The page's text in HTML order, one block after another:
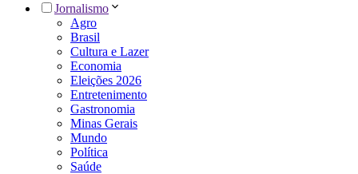
Jornalismo
Agro
Brasil
Cultura e Lazer
Economia
Eleições 2026
Entretenimento
Gastronomia
Minas Gerais
Mundo
Política
Saúde